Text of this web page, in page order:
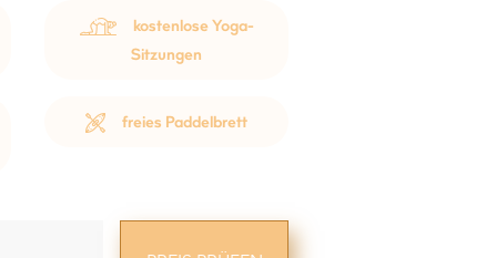
kostenlose Yoga-
Sitzungen
freies Paddelbrett